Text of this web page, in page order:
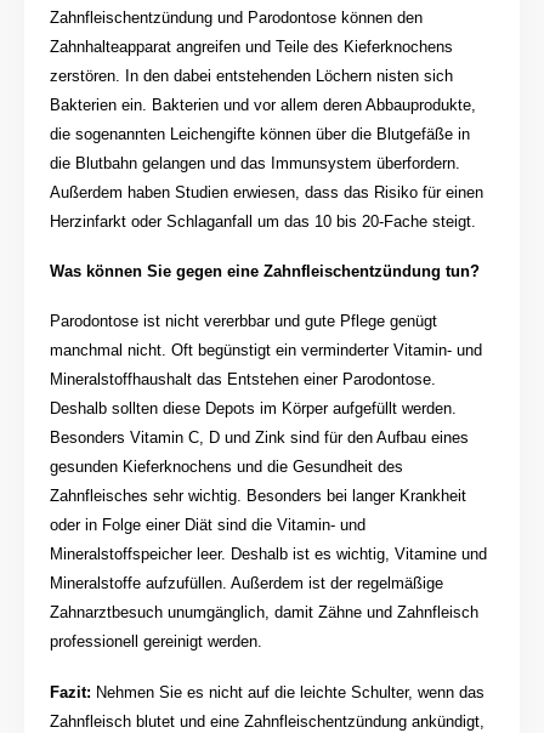
Zahnfleischentzündung und Parodontose können den
Zahnhalteapparat angreifen und Teile des Kieferknochens
zerstören. In den dabei entstehenden Löchern nisten sich
Bakterien ein. Bakterien und vor allem deren Abbauprodukte,
die sogenannten Leichengifte können über die Blutgefäße in
die Blutbahn gelangen und das Immunsystem überfordern.
Außerdem haben Studien erwiesen, dass das Risiko für einen
Herzinfarkt oder Schlaganfall um das 10 bis 20-Fache steigt.
Was können Sie gegen eine Zahnfleischentzündung tun?
Parodontose ist nicht vererbbar und gute Pflege genügt
manchmal nicht. Oft begünstigt ein verminderter Vitamin- und
Mineralstoffhaushalt das Entstehen einer Parodontose.
Deshalb sollten diese Depots im Körper aufgefüllt werden.
Besonders Vitamin C, D und Zink sind für den Aufbau eines
gesunden Kieferknochens und die Gesundheit des
Zahnfleisches sehr wichtig. Besonders bei langer Krankheit
oder in Folge einer Diät sind die Vitamin- und
Mineralstoffspeicher leer. Deshalb ist es wichtig, Vitamine und
Mineralstoffe aufzufüllen. Außerdem ist der regelmäßige
Zahnarztbesuch unumgänglich, damit Zähne und Zahnfleisch
professionell gereinigt werden.
Fazit: Nehmen Sie es nicht auf die leichte Schulter, wenn das
Zahnfleisch blutet und eine Zahnfleischentzündung ankündigt,